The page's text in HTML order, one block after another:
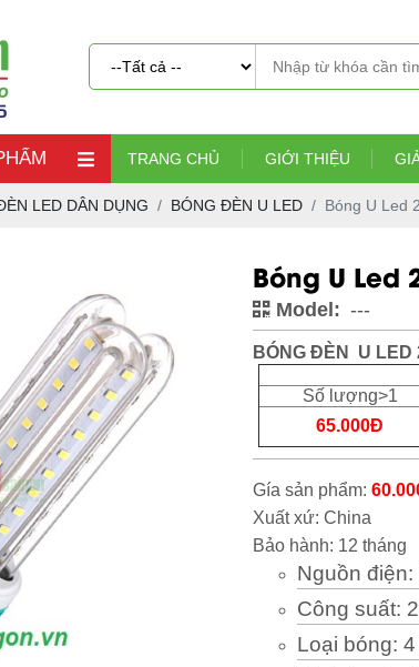
TRANG CHỦ GIỚI THIỆU
LED DÂN DỤNG BÓNG ĐÈN U LED Bóng U Led
Bóng U Led
Model: ---
BÓNG ĐÈN U LED
Số lượng>1
65.000Đ
Gía sản phẩm: 60
Xuất xứ: China
Bảo hành: 12 tháng
Nguồn điện:
Công suất:
Loại bóng: